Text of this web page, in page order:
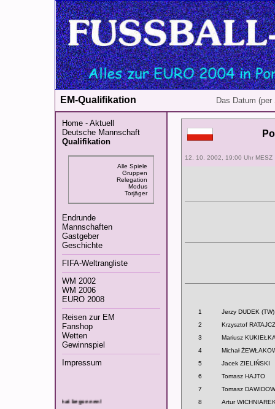
EM-Qualifikation Das Datum
Home - Aktuell
Deutsche Mannschaft
Qualifikation
Alle Spiele
Gruppen
Relegation
Modus
Torjäger
Endrunde
Mannschaften
Gastgeber
Geschichte
FIFA-Weltrangliste
WM 2002
WM 2006
EURO 2008
Reisen zur EM
Fanshop
Wetten
Gewinnspiel
Impressum
EM 2008 hat begonnen!
12. 10. 2002, 19:00 Uhr MESZ
1
Jerzy DUDEK (TW)
2
Krzysztof
3
Mariusz
4
Michał
5
Jacek ZIELIŃSKI
6
Tomasz HAJTO
7
Tomasz
8
Artur